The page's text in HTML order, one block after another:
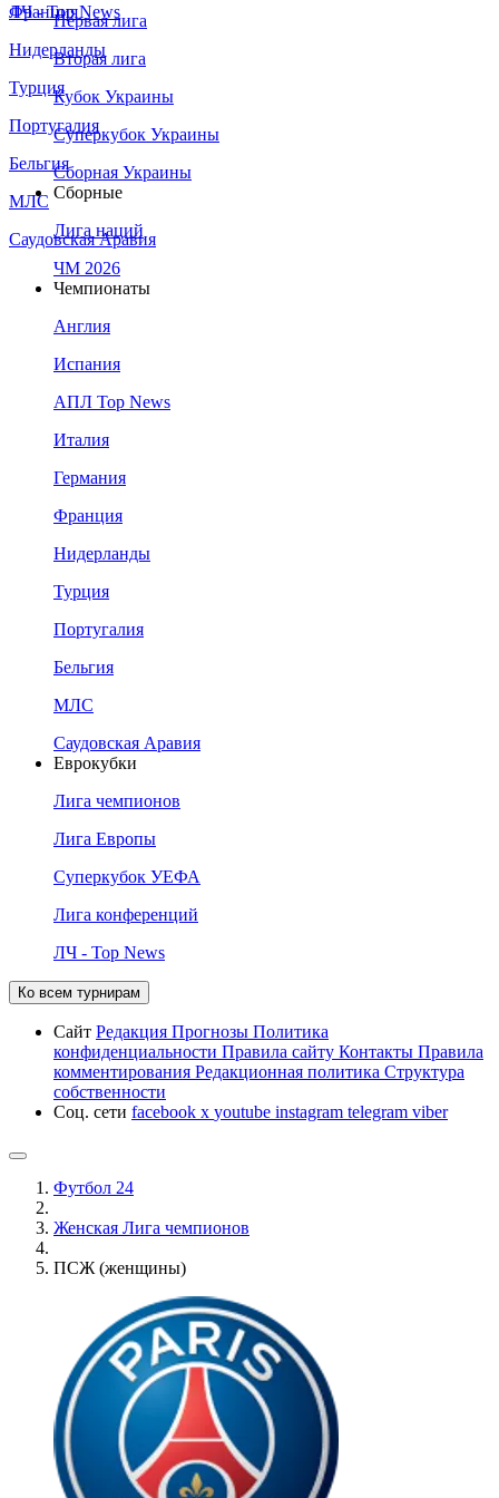
Франция
Нидерланды
Турция
Португалия
Бельгия
МЛС
Саудовская Аравия
ЛЧ - Top News
Первая лига
Вторая лига
Кубок Украины
Суперкубок Украины
Сборная Украины
Сборные
Лига наций
ЧМ 2026
Чемпионаты
Англия
Испания
АПЛ Top News
Италия
Германия
Франция
Нидерланды
Турция
Португалия
Бельгия
МЛС
Саудовская Аравия
Еврокубки
Лига чемпионов
Лига Европы
Суперкубок УЕФА
Лига конференций
ЛЧ - Top News
Ко всем турнирам
Сайт Редакция Прогнозы Политика
конфиденциальности Правила сайту Контакты Правила
комментирования Редакционная политика Структура
собственности
Соц. сети facebook x youtube instagram telegram viber
Футбол 24
Женская Лига чемпионов
ПСЖ (женщины)